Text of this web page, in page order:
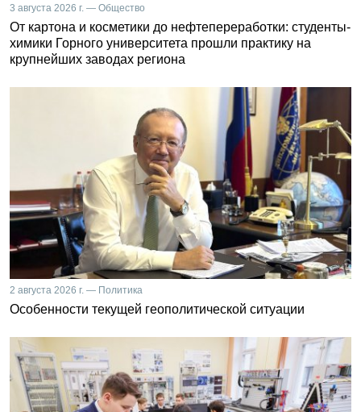
3 августа 2026 г. — Общество
От картона и косметики до нефтепереработки: студенты-
химики Горного университета прошли практику на
крупнейших заводах региона
2 августа 2026 г. — Политика
Особенности текущей геополитической ситуации